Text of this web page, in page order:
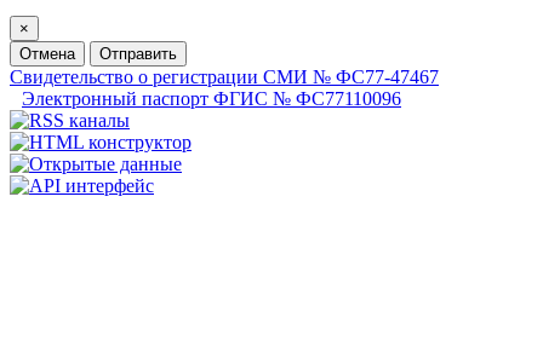
×
Отмена
Отправить
Свидетельство о регистрации СМИ № ФС77-47467
Электронный паспорт ФГИС № ФС77110096